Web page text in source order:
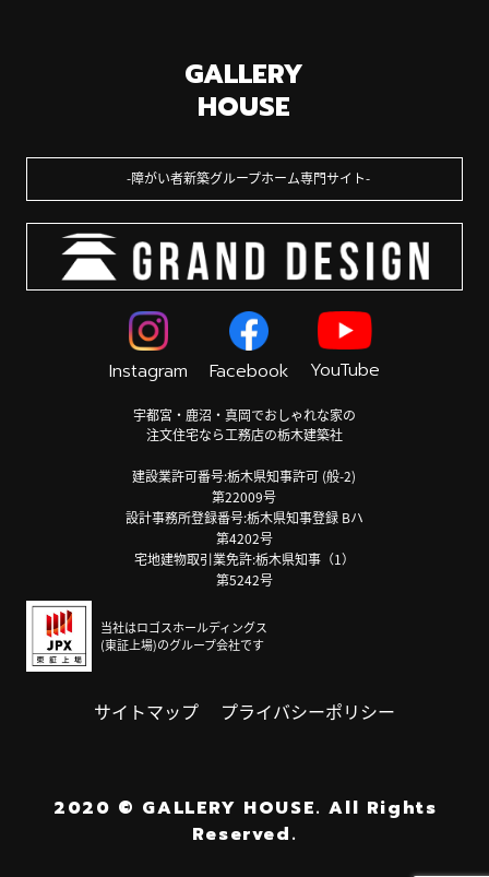
GALLERY
HOUSE
障がい者新築グループホーム専門サイト
Instagram Facebook YouTube
宇都宮・鹿沼・真岡でおしゃれな家の
注文住宅なら工務店の栃木建築社
建設業許可番号:栃木県知事許可 (般-2)
第22009号
設計事務所登録番号:栃木県知事登録 Bハ
第4202号
宅地建物取引業免許:栃木県知事（1）
第5242号
当社はロゴスホールディングス
(東証上場)のグループ会社です
サイトマップ プライバシーポリシー
2020 © GALLERY HOUSE. All Rights
Reserved.